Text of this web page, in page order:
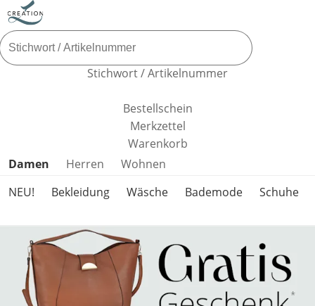
Stichwort / Artikelnummer
Bestellschein
Merkzettel
Warenkorb
Produktkategorien überspringen
Damen Herren
Wohnen
NEU!
Bekleidung Wäsche Bademode Schuhe